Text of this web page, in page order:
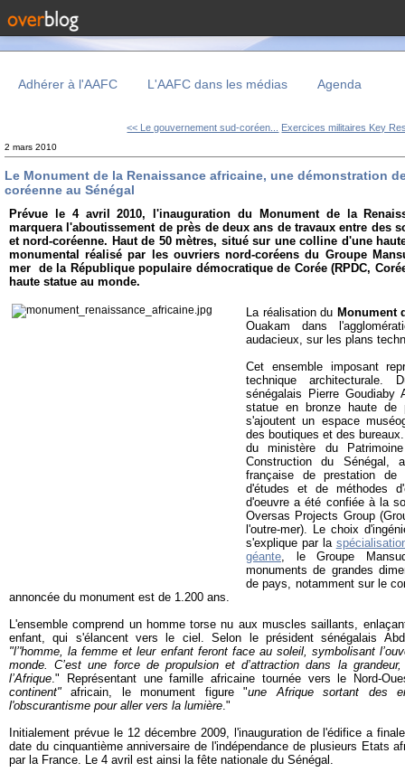
Adhérer à l'AAFC L'AAFC dans les médias Agenda
<< Le gouvernement sud-coréen... Exercices militaires Key
2 mars 2010
Le Monument de la Renaissance africaine, une démonstration
coréenne au Sénégal
Prévue le 4 avril 2010, l'inauguration du Monument de la
marquera l'aboutissement de près de deux ans de travaux entre des
et nord-coréenne. Haut de 50 mètres, situé sur une colline d'une
monumental réalisé par les ouvriers nord-coréens du Groupe
mer de la République populaire démocratique de Corée (RPDC,
haute statue au monde.
La réalisation du Monument
Ouakam dans
audacieux, sur les plans
Cet ensemble imposant
technique architecturale.
sénégalais Pierre Goudiaby
statue en bronze haute
s'ajoutent un espace
des boutiques et des
du ministère du
Construction du
française de prestation de
d'études et de méthodes
d'oeuvre a été confiée à la
Oversas Projects Group (
l'outre-mer). Le choix
s'explique par la
géante, le Groupe
monuments de grandes
de pays, notamment sur le
annoncée du monument est de 1.200 ans.
L'ensemble comprend un homme torse nu aux muscles saillants,
enfant, qui s'élancent vers le ciel. Selon le président sénégalais
"l’'homme, la femme et leur enfant feront face au soleil, symbolisant
monde. C’est une force de propulsion et d’attraction dans la
l’Afrique." Représentant une famille africaine tournée vers le Nord-
continent" africain, le monument figure "une Afrique sortant des
l'obscurantisme pour aller vers la lumière."
Initialement prévue le 12 décembre 2009, l'inauguration de l'édifice a
date du cinquantième anniversaire de l'indépendance de plusieurs Etats
par la France. Le 4 avril est ainsi la fête nationale du Sénégal.